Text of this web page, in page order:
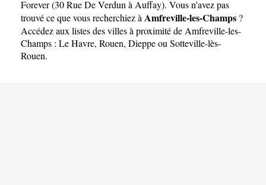
Forever (30 Rue De Verdun à Auffay). Vous n'avez pas
trouvé ce que vous recherchiez à Amfreville-les-Champs ?
Accédez aux listes des villes à proximité de Amfreville-les-
Champs : Le Havre, Rouen, Dieppeou Sotteville-lès-
Rouen.